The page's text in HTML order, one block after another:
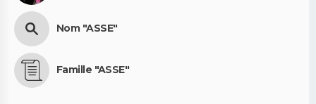
Nom "ASSE"
Famille "ASSE"